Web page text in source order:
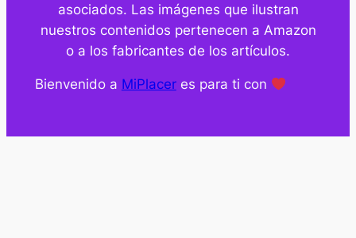
asociados. Las imágenes que ilustran
nuestros contenidos pertenecen a Amazon
o a los fabricantes de los artículos.
Bienvenido a MiPlaceres para ti con